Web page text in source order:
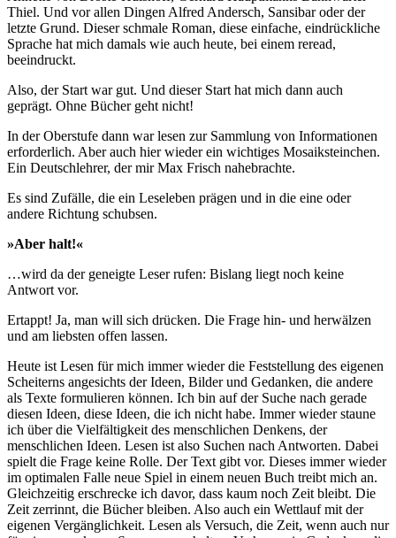
Thiel. Und vor allen Dingen Alfred Andersch, Sansibar oder der
letzte Grund. Dieser schmale Roman, diese einfache, eindrückliche
Sprache hat mich damals wie auch heute, bei einem reread,
beeindruckt.
Also, der Start war gut. Und dieser Start hat mich dann auch
geprägt. Ohne Bücher geht nicht!
In der Oberstufe dann war lesen zur Sammlung von Informationen
erforderlich. Aber auch hier wieder ein wichtiges Mosaiksteinchen.
Ein Deutschlehrer, der mir Max Frisch nahebrachte.
Es sind Zufälle, die ein Leseleben prägen und in die eine oder
andere Richtung schubsen.
»Aber halt!«
…wird da der geneigte Leser rufen: Bislang liegt noch keine
Antwort vor.
Ertappt! Ja, man will sich drücken. Die Frage hin- und herwälzen
und am liebsten offen lassen.
Heute ist Lesen für mich immer wieder die Feststellung des eigenen
Scheiterns angesichts der Ideen, Bilder und Gedanken, die andere
als Texte formulieren können. Ich bin auf der Suche nach gerade
diesen Ideen, diese Ideen, die ich nicht habe. Immer wieder staune
ich über die Vielfältigkeit des menschlichen Denkens, der
menschlichen Ideen. Lesen ist also Suchen nach Antworten. Dabei
spielt die Frage keine Rolle. Der Text gibt vor. Dieses immer wieder
im optimalen Falle neue Spiel in einem neuen Buch treibt mich an.
Gleichzeitig erschrecke ich davor, dass kaum noch Zeit bleibt. Die
Zeit zerrinnt, die Bücher bleiben. Also auch ein Wettlauf mit der
eigenen Vergänglichkeit. Lesen als Versuch, die Zeit, wenn auch nur